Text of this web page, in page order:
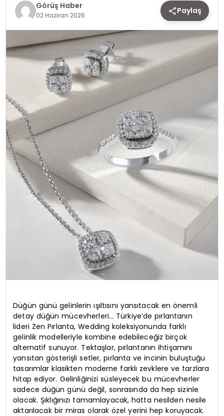
Görüş Haber
02 Haziran 2026 Paylaş
Düğün günü gelinlerin ışıltısını yansıtacak en önemli
detay düğün mücevherleri… Türkiye’de pırlantanın
lideri Zen Pırlanta, Wedding koleksiyonunda farklı
gelinlik modelleriyle kombine edebileceğiz birçok
alternatif sunuyor. Tektaşlar, pırlantanın ihtişamını
yansıtan gösterişli setler, pırlanta ve incinin buluştuğu
tasarımlar klasikten moderne farklı zevklere ve tarzlara
hitap ediyor. Gelinliğinizi süsleyecek bu mücevherler
sadece düğün günü değil, sonrasında da hep sizinle
olacak. Şıklığınızı tamamlayacak, hatta nesilden nesile
aktarılacak bir miras olarak özel yerini hep koruyacak.